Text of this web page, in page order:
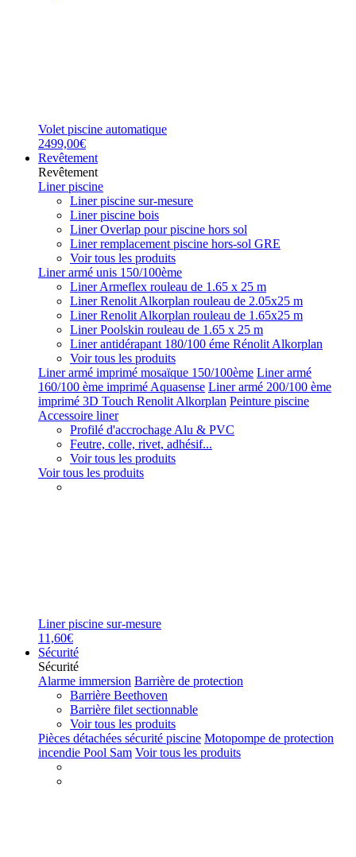
Volet piscine automatique
2499,00€
Revêtement
Revêtement
Liner piscine
Liner piscine sur-mesure
Liner piscine bois
Liner Overlap pour piscine hors sol
Liner remplacement piscine hors-sol GRE
Voir tous les produits
Liner armé unis 150/100ème
Liner Armeflex rouleau de 1.65 x 25 m
Liner Renolit Alkorplan rouleau de 2.05x25 m
Liner Renolit Alkorplan rouleau de 1.65x25 m
Liner Poolskin rouleau de 1.65 x 25 m
Liner antidérapant 180/100 éme Rénolit Alkorplan
Voir tous les produits
Liner armé imprimé mosaïque 150/100ème Liner armé
160/100 ème imprimé Aquasense Liner armé 200/100 ème
imprimé 3D Touch Renolit Alkorplan Peinture piscine
Accessoire liner
Profilé d'accrochage Alu & PVC
Feutre, colle, rivet, adhésif...
Voir tous les produits
Voir tous les produits
Liner piscine sur-mesure
11,60€
Sécurité
Sécurité
Alarme immersion Barrière de protection
Barrière Beethoven
Barrière filet sectionnable
Voir tous les produits
Pièces détachées sécurité piscine Motopompe de protection
incendie Pool Sam Voir tous les produits